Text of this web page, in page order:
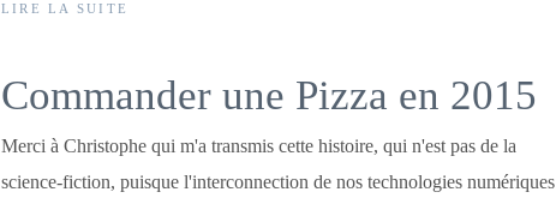
LIRE LA SUITE
Commander une Pizza en 2015
Merci à Christophe qui m'a transmis cette histoire, qui n'est pas de la
science-fiction, puisque l'interconnection de nos technologies numériques